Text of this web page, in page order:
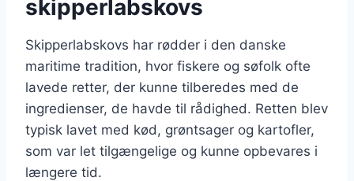
skipperlabskovs
Skipperlabskovs har rødder i den danske
maritime tradition, hvor fiskere og søfolk ofte
lavede retter, der kunne tilberedes med de
ingredienser, de havde til rådighed. Retten blev
typisk lavet med kød, grøntsager og kartofler,
som var let tilgængelige og kunne opbevares i
længere tid.